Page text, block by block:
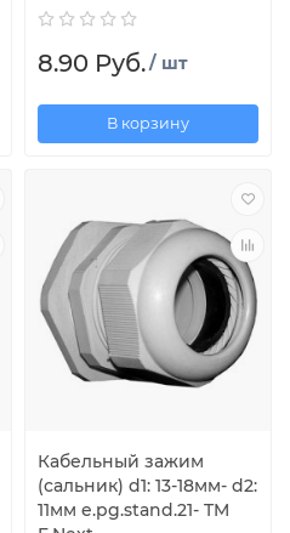
8.90 Руб./ шт
В корзину
Кабельный зажим
(сальник) d1: 13-18мм- d2:
11мм e.pg.stand.21- TM